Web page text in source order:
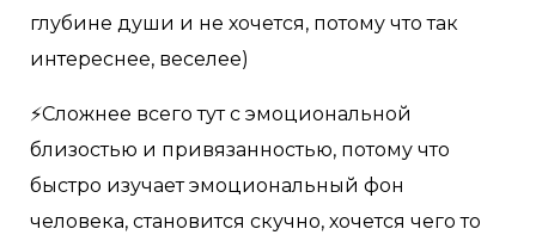
глубине души и не хочется, потому что так
интереснее, веселее)
⚡Сложнее всего тут с эмоциональной
близостью и привязанностью, потому что
быстро изучает эмоциональный фон
человека, становится скучно, хочется чего то